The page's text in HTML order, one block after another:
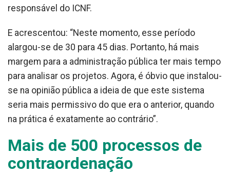
responsável do ICNF.
E acrescentou: “Neste momento, esse período
alargou-se de 30 para 45 dias. Portanto, há mais
margem para a administração pública ter mais tempo
para analisar os projetos. Agora, é óbvio que instalou-
se na opinião pública a ideia de que este sistema
seria mais permissivo do que era o anterior, quando
na prática é exatamente ao contrário”.
Mais de 500 processos de
contraordenação